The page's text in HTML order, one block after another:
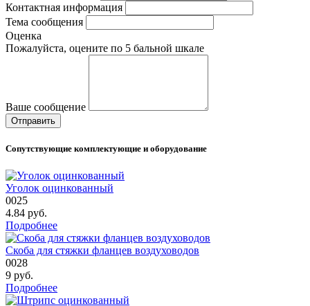
Контактная информация
Тема сообщения
Оценка
Пожалуйста, оцените по 5 бальной шкале
Ваше сообщение
Сопутствующие комплектующие и оборудование
Уголок оцинкованный
0025
4.84 руб.
Подробнее
Скоба для стяжки фланцев воздуховодов
0028
9 руб.
Подробнее